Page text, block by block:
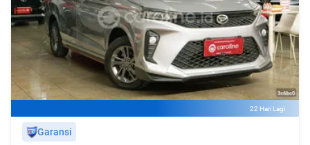
22 Hari Lagi
Garansi